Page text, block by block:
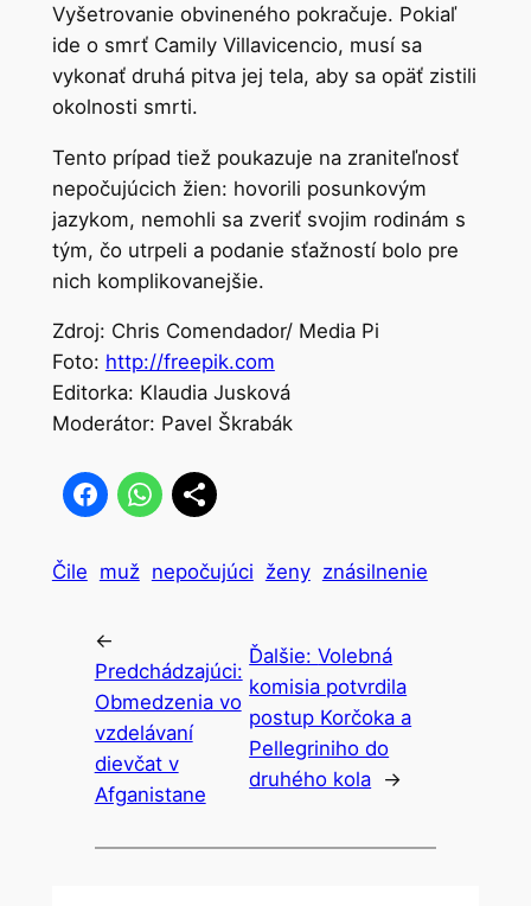
Vyšetrovanie obvineného pokračuje. Pokiaľ
ide o smrť Camily Villavicencio, musí sa
vykonať druhá pitva jej tela, aby sa opäť zistili
okolnosti smrti.
Tento prípad tiež poukazuje na zraniteľnosť
nepočujúcich žien: hovorili posunkovým
jazykom, nemohli sa zveriť svojim rodinám s
tým, čo utrpeli a podanie sťažností bolo pre
nich komplikovanejšie.
Zdroj: Chris Comendador/ Media Pi
Foto: http://freepik.com
Editorka: Klaudia Jusková
Moderátor: Pavel Škrabák
Čile muž nepočujúci ženy znásilnenie
←
Predchádzajúci:
Obmedzenia vo
vzdelávaní
dievčat v
Afganistane
Ďalšie:Volebná
komisia potvrdila
postup Korčoka a
Pellegriniho do
druhého kola →